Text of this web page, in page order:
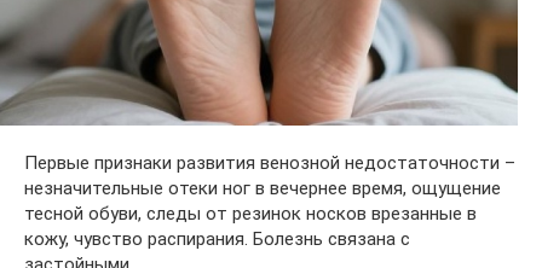
Первые признаки развития венозной недостаточности –
незначительные отеки ног в вечернее время, ощущение
тесной обуви, следы от резинок носков врезанные в
кожу, чувство распирания. Болезнь связана с